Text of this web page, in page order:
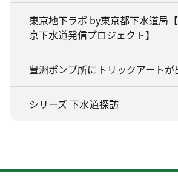
東京地下ラボ by東京都下水道局
京下水道発信プロジェクト】
豊洲ポンプ所にトリックアートが
シリーズ 下水道探訪